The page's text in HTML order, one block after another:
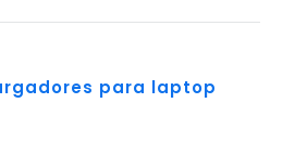
para laptop